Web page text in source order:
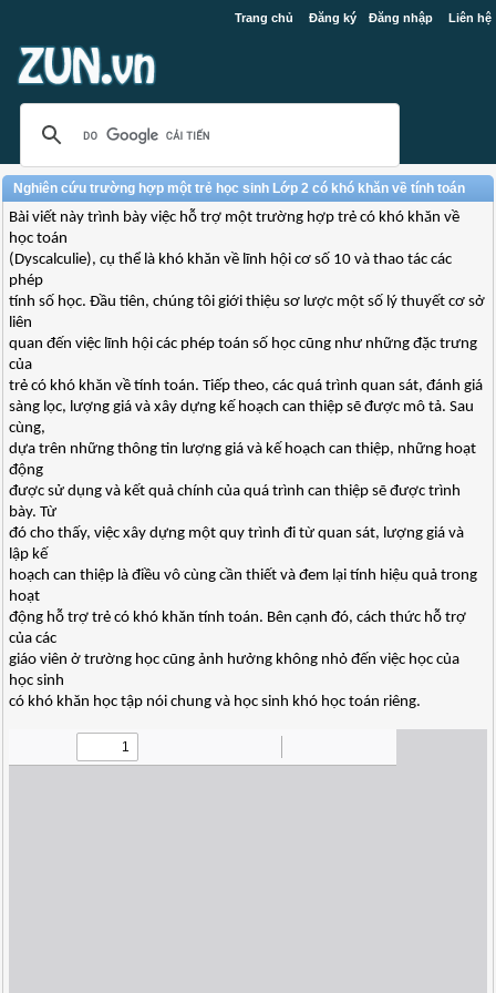
Trang chủ Đăng ký Đăng nhập Liên hệ
Nghiên cứu trường hợp một trẻ học sinh Lớp 2 có khó khăn về tính toán
Bài viết này trình bày việc hỗ trợ một trường hợp trẻ có khó khăn về
học toán
(Dyscalculie), cụ thể là khó khăn về lĩnh hội cơ số 10 và thao tác các
phép
tính số học. Đầu tiên, chúng tôi giới thiệu sơ lược một số lý thuyết cơ sở
liên
quan đến việc lĩnh hội các phép toán số học cũng như những đặc trưng
của
trẻ có khó khăn về tính toán. Tiếp theo, các quá trình quan sát, đánh giá
sàng lọc, lượng giá và xây dựng kế hoạch can thiệp sẽ được mô tả. Sau
cùng,
dựa trên những thông tin lượng giá và kế hoạch can thiệp, những hoạt
động
được sử dụng và kết quả chính của quá trình can thiệp sẽ được trình
bày. Từ
đó cho thấy, việc xây dựng một quy trình đi từ quan sát, lượng giá và
lập kế
hoạch can thiệp là điều vô cùng cần thiết và đem lại tính hiệu quả trong
hoạt
động hỗ trợ trẻ có khó khăn tính toán. Bên cạnh đó, cách thức hỗ trợ
của các
giáo viên ở trường học cũng ảnh hưởng không nhỏ đến việc học của
học sinh
có khó khăn học tập nói chung và học sinh khó học toán riêng.